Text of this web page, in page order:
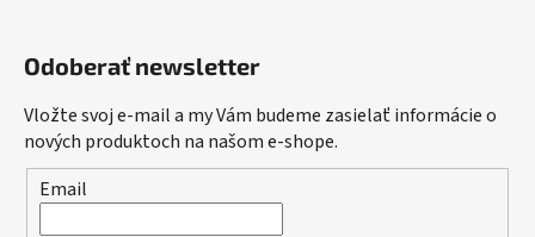
Odoberať newsletter
Vložte svoj e-mail a my Vám budeme zasielať informácie o
nových produktoch na našom e-shope.
Email